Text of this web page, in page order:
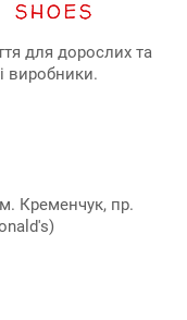
для дорослих та
виробники.
Кременчук, пр.